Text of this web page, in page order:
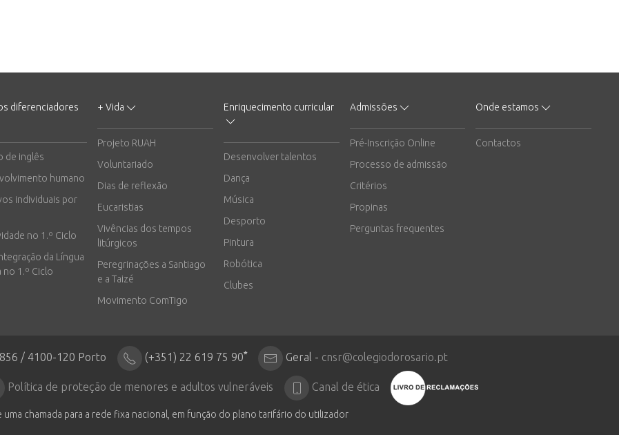
diferenciadores
de inglês
humano
individuais por
no 1.º Ciclo
da Língua
no 1.º Ciclo
+ Vida
Projeto RUAH
Voluntariado
Dias de reflexão
Eucaristias
Vivências dos tempos
litúrgicos
Peregrinações a Santiago
e a Taizé
Movimento ComTigo
Enriquecimento curricular
Desenvolver talentos
Dança
Música
Desporto
Pintura
Robótica
Clubes
Admissões
Pré-Inscrição Online
Processo de admissão
Critérios
Propinas
Perguntas frequentes
Onde estamos
Contactos
/ 4100-120 Porto (+351) 22 619 75 90* Geral - cnsr@colegiodorosario.pt
Política de proteção de menores e adultos vulneráveis Canal de ética
uma chamada para a rede fixa nacional, em função do plano tarifário do utilizador